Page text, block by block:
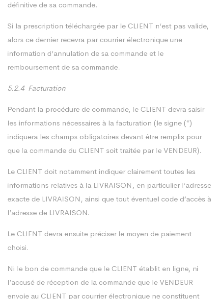
définitive de sa commande.
Si la prescription téléchargée par le CLIENT n’est pas valide,
alors ce dernier recevra par courrier électronique une
information d’annulation de sa commande et le
remboursement de sa commande.
5.2.4 Facturation
Pendant la procédure de commande, le CLIENT devra saisir
les informations nécessaires à la facturation (le signe (*)
indiquera les champs obligatoires devant être remplis pour
que la commande du CLIENT soit traitée par le VENDEUR).
Le CLIENT doit notamment indiquer clairement toutes les
informations relatives à la LIVRAISON, en particulier l’adresse
exacte de LIVRAISON, ainsi que tout éventuel code d’accès à
l’adresse de LIVRAISON.
Le CLIENT devra ensuite préciser le moyen de paiement
choisi.
Ni le bon de commande que le CLIENT établit en ligne, ni
l’accusé de réception de la commande que le VENDEUR
envoie au CLIENT par courrier électronique ne constituent